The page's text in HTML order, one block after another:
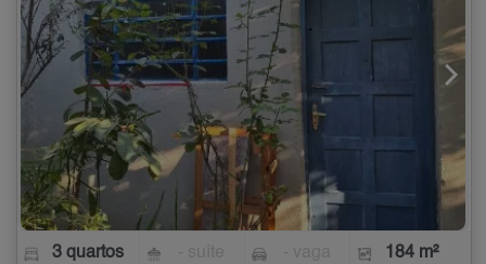
3 quartos 184 m²